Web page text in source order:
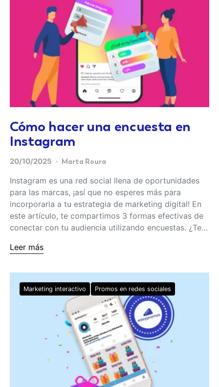
Cómo hacer una encuesta en
Instagram
20/10/2025 Marta Roura
Instagram es una red social llena de oportunidades
para las marcas, ¡así que no esperes más para
incorporarla a tu estrategia de marketing digital! En
este artículo, te compartimos 3 formas efectivas de
conectar con tu audiencia utilizando encuestas. ¿Te…
Leer más
Marketing interactivo Promos en redes sociales